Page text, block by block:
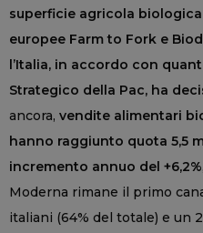
superficie agricola
europee Farm to Fork e
l’Italia, in accordo con
Strategico della Pac, ha
ancora, vendite alimentari
hanno raggiunto quota 5,5
incremento annuo del +6,2%
Moderna rimane il primo
italiani (64% del totale) e un